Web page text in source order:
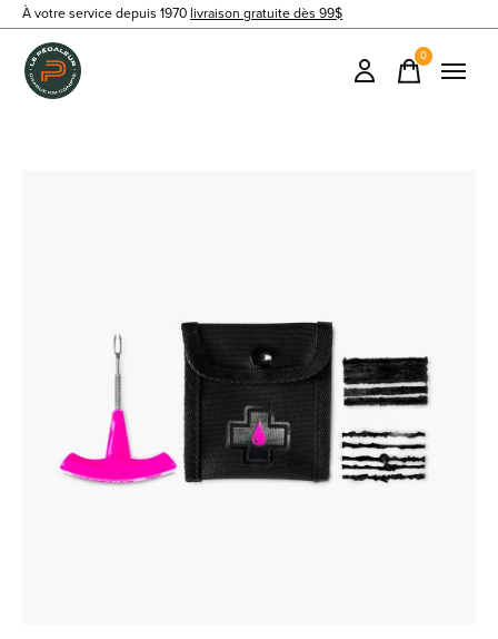
À votre service depuis 1970 livraison gratuite dès 99$
0items